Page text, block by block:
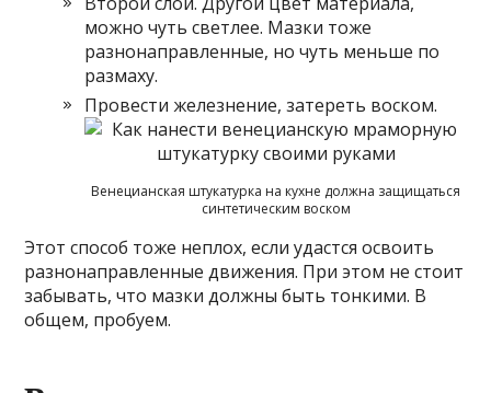
можно чуть светлее. Мазки тоже
разнонаправленные, но чуть меньше по
размаху.
Провести железнение, затереть воском.
Венецианская штукатурка на кухне должна защищаться
синтетическим воском
Этот способ тоже неплох, если удастся освоить
разнонаправленные движения. При этом не стоит
забывать, что мазки должны быть тонкими. В
общем, пробуем.